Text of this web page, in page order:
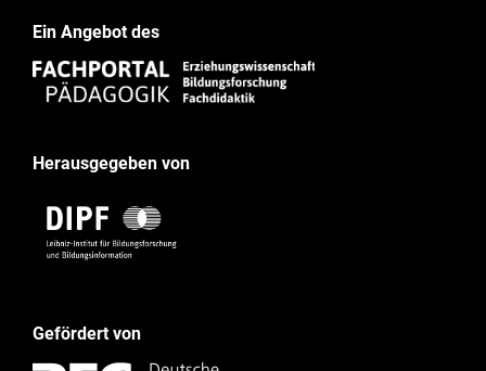
Ein Angebot des
Herausgegeben von
Gefördert von